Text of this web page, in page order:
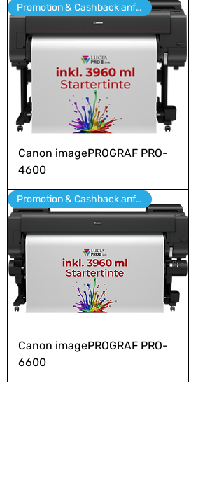
Promotion & Cashback anfragen
Canon imagePROGRAF PRO-
4600
Promotion & Cashback anfragen
Canon imagePROGRAF PRO-
6600